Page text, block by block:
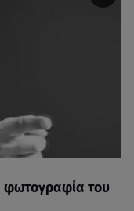
φωτογραφία του